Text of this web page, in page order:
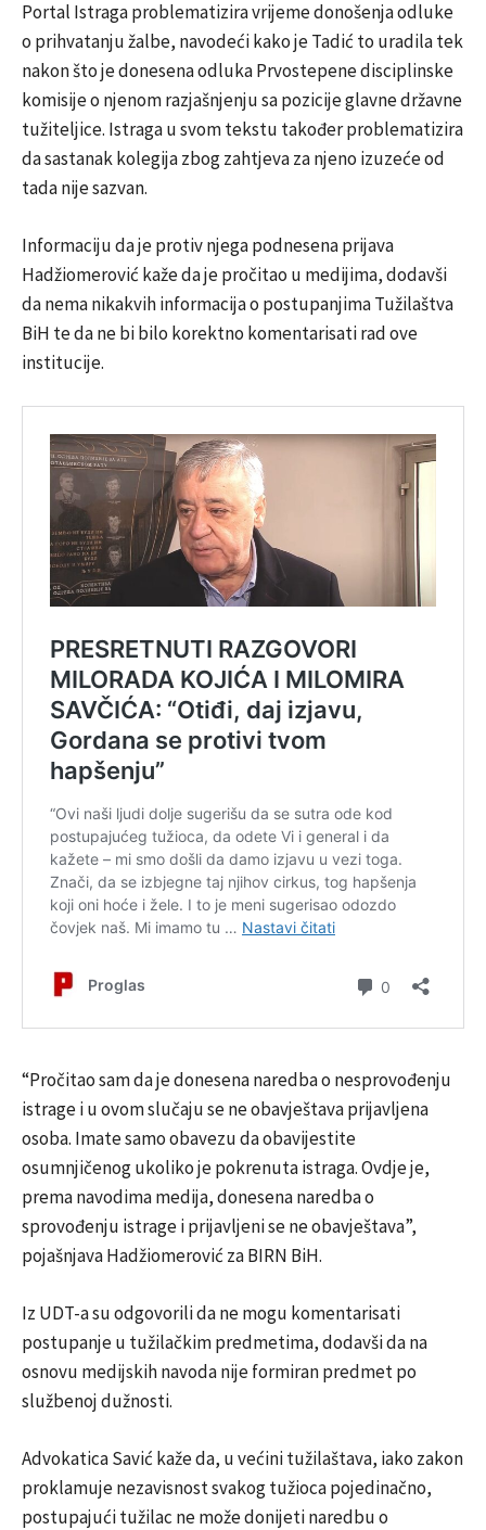
Portal Istraga problematizira vrijeme donošenja odluke
o prihvatanju žalbe, navodeći kako je Tadić to uradila tek
nakon što je donesena odluka Prvostepene disciplinske
komisije o njenom razjašnjenju sa pozicije glavne državne
tužiteljice. Istraga u svom tekstu također problematizira
da sastanak kolegija zbog zahtjeva za njeno izuzeće od
tada nije sazvan.
Informaciju da je protiv njega podnesena prijava
Hadžiomerović kaže da je pročitao u medijima, dodavši
da nema nikakvih informacija o postupanjima Tužilaštva
BiH te da ne bi bilo korektno komentarisati rad ove
institucije.
“Pročitao sam da je donesena naredba o nesprovođenju
istrage i u ovom slučaju se ne obavještava prijavljena
osoba. Imate samo obavezu da obavijestite
osumnjičenog ukoliko je pokrenuta istraga. Ovdje je,
prema navodima medija, donesena naredba o
sprovođenju istrage i prijavljeni se ne obavještava”,
pojašnjava Hadžiomerović za BIRN BiH.
Iz UDT-a su odgovorili da ne mogu komentarisati
postupanje u tužilačkim predmetima, dodavši da na
osnovu medijskih navoda nije formiran predmet po
službenoj dužnosti.
Advokatica Savić kaže da, u većini tužilaštava, iako zakon
proklamuje nezavisnost svakog tužioca pojedinačno,
postupajući tužilac ne može donijeti naredbu o